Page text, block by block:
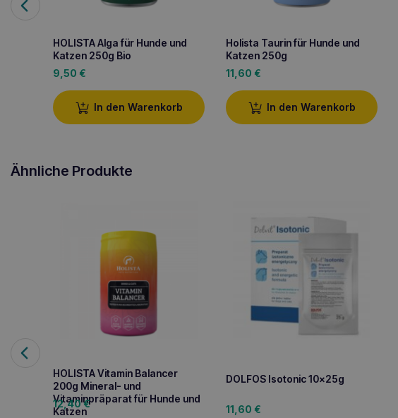
HOLISTA Alga für Hunde und
Katzen 250g Bio
9,50 €
In den Warenkorb
Holista Taurin für Hunde und
Katzen 250g
11,60 €
In den Warenkorb
Ähnliche Produkte
HOLISTA Vitamin Balancer
200g Mineral- und
Vitaminpräparat für Hunde und
Katzen
12,40€
DOLFOS Isotonic 10x25g
11,60 €